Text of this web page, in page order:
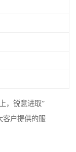
，锐意进取”
客户提供的服